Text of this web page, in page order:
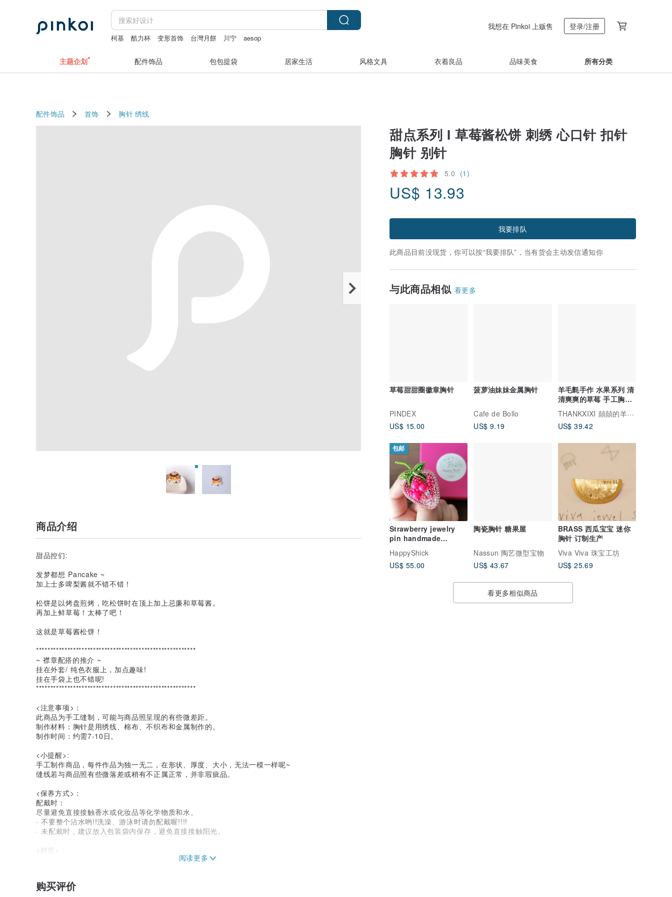
柯基 酷力杯 变形首饰 台灣月餅 川宁
aesop
我想在 Pinkoi 上贩售 登录/注册
主题企划 配件饰品 包包提袋 居家生活 风格文具 衣着良品 品味美食 所有分类
配件饰品 首饰 胸针 绣线
甜点系列 I 草莓酱松饼 刺绣 心口针 扣针
胸针 别针
5.0 (1)
US$ 13.93
我要排队
此商品目前没现货，你可以按“我要排队”，当有货会主动发信通知你
与此商品相似 看更多
草莓甜甜圈徽章胸针
PINDEX
US$ 15.00
菠萝油妹妹金属胸针
Cafe de Bollo
US$ 9.19
羊毛氈手作 水果系列 清
清爽爽的草莓 手工胸針/
別針/髮夾/磁鐵
THANKXIXI 囍囍的羊毛毡
US$ 39.42
包邮
Strawberry jewelry
pin handmade
brooch beaded
HappyShick
US$ 55.00
陶瓷胸针 糖果屋
Nassun 陶艺微型宝物
US$ 43.67
BRASS 西瓜宝宝 迷你
胸针 订制生产
Viva Viva 珠宝工坊
US$ 25.69
看更多相似商品
商品介绍
甜品控们:
发梦都想 Pancake ~
加上士多啤梨酱就不错不错！
松饼是以烤盘煎烤，吃松饼时在顶上加上忌廉和草莓酱。
再加上鲜草莓！太棒了吧！
这就是草莓酱松饼！
********************************************************
~ 襟章配搭的推介 ~
挂在外套/ 纯色衣服上，加点趣味!
挂在手袋上也不错呢!
********************************************************
<注意事项>：
此商品为手工缝制，可能与商品照呈现的有些微差距。
制作材料：胸针是用绣线、棉布、不织布和金属制作的。
制作时间：约需7-10日。
<小提醒>:
手工制作商品，每件作品为独一无二，在形状、厚度、大小，无法一模一样呢~
缝线若与商品照有些微落差或稍有不正属正常，并非瑕疵品。
<保养方式>：
配戴时：
尽量避免直接接触香水或化妆品等化学物质和水。
· 不要整个沾水哟!!洗澡、游泳时请勿配戴喔!!!!
· 未配戴时，建议放入包装袋内保存，避免直接接触阳光。
<材质>：
香港
购买评价